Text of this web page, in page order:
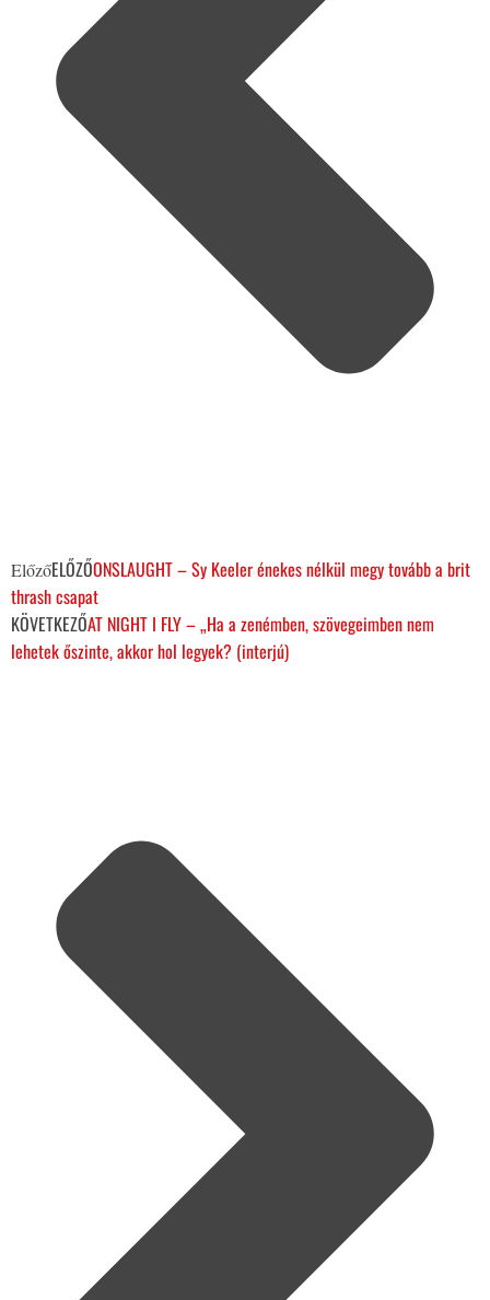
ElőzőELŐZŐONSLAUGHT – Sy Keeler énekes nélkül megy tovább a brit
thrash csapat
KÖVETKEZŐAT NIGHT I FLY – „Ha a zenémben, szövegeimben nem
lehetek őszinte, akkor hol legyek? (interjú)